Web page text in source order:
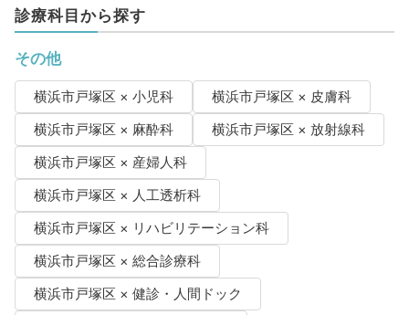
診療科目から探す
その他
横浜市戸塚区 × 小児科
横浜市戸塚区 × 皮膚科
横浜市戸塚区 × 麻酔科
横浜市戸塚区 × 放射線科
横浜市戸塚区 × 産婦人科
横浜市戸塚区 × 人工透析科
横浜市戸塚区 × リハビリテーション科
横浜市戸塚区 × 総合診療科
横浜市戸塚区 × 健診・人間ドック